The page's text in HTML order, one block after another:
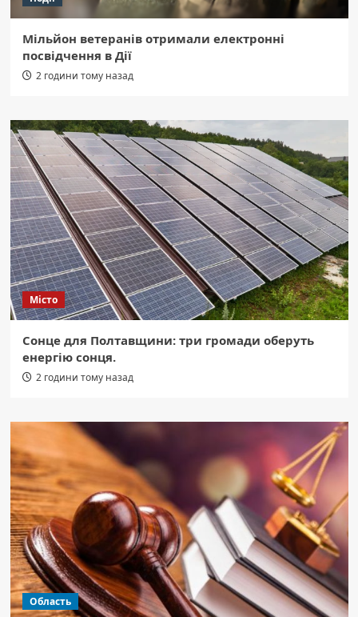
Мільйон ветеранів отримали електронні
посвідчення в Дії
2 години тому назад
Місто
Сонце для Полтавщини: три громади оберуть
енергію сонця.
2 години тому назад
Область